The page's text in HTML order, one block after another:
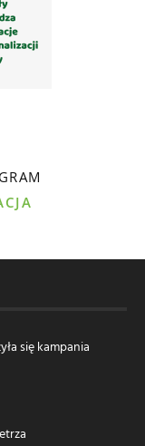
się kampania